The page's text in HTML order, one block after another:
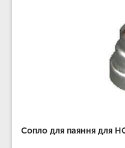
Сопло для паяння для